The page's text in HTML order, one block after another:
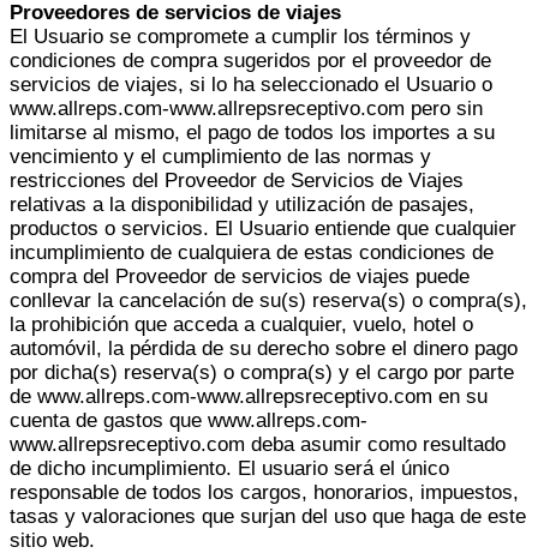
Proveedores de servicios de viajes
El Usuario se compromete a cumplir los términos y
condiciones de compra sugeridos por el proveedor de
servicios de viajes, si lo ha seleccionado el Usuario o
www.allreps.com-www.allrepsreceptivo.com pero sin
limitarse al mismo, el pago de todos los importes a su
vencimiento y el cumplimiento de las normas y
restricciones del Proveedor de Servicios de Viajes
relativas a la disponibilidad y utilización de pasajes,
productos o servicios. El Usuario entiende que cualquier
incumplimiento de cualquiera de estas condiciones de
compra del Proveedor de servicios de viajes puede
conllevar la cancelación de su(s) reserva(s) o compra(s),
la prohibición que acceda a cualquier, vuelo, hotel o
automóvil, la pérdida de su derecho sobre el dinero pago
por dicha(s) reserva(s) o compra(s) y el cargo por parte
de www.allreps.com-www.allrepsreceptivo.com en su
cuenta de gastos que www.allreps.com-
www.allrepsreceptivo.com deba asumir como resultado
de dicho incumplimiento. El usuario será el único
responsable de todos los cargos, honorarios, impuestos,
tasas y valoraciones que surjan del uso que haga de este
sitio web.